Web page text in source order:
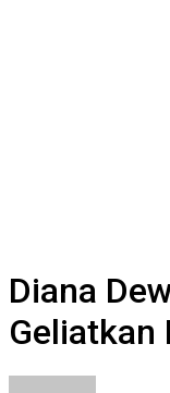
Diana
Geliatkan